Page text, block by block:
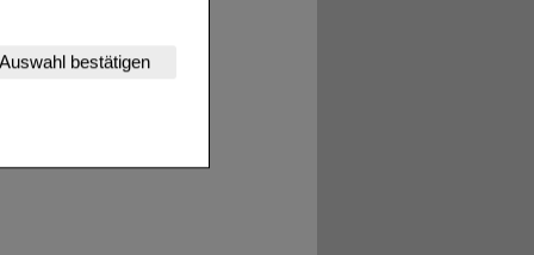
Website
werden kann.
(z.B.
Website aber
Auswahl bestätigen